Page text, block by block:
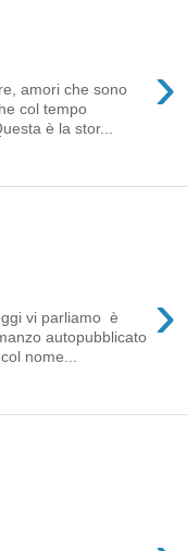
›
amori che sono
col tempo
è la stor...
›
vi parliamo è
autopubblicato
nome...